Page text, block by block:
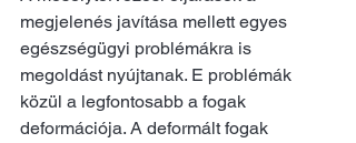
megjelenés javítása mellett egyes
egészségügyi problémákra is
megoldást nyújtanak. E problémák
közül a legfontosabb a fogak
deformációja. A deformált fogak